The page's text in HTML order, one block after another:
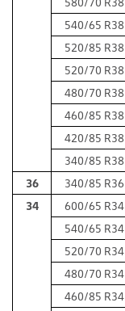
540/65 R38
520/85 R38
520/70 R38
480/70 R38
460/85 R38
420/85 R38
340/85 R38
36
340/85 R36
34
600/65 R34
540/65 R34
520/70 R34
480/70 R34
460/85 R34